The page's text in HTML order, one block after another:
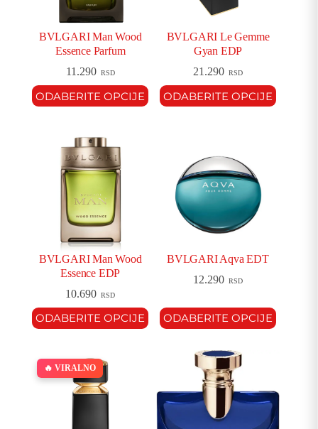
BVLGARI Man Wood
Essence Parfum
11.290 RSD
ODABERITE OPCIJE
BVLGARI Le Gemme
Gyan EDP
21.290 RSD
ODABERITE OPCIJE
BVLGARI Man Wood
Essence EDP
10.690 RSD
ODABERITE OPCIJE
BVLGARI Aqva EDT
12.290 RSD
ODABERITE OPCIJE
🔥 VIRALNO